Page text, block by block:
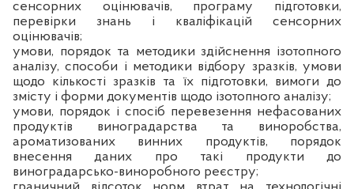
сенсорних оцінювачів, програму підготовки,
перевірки знань і кваліфікацій сенсорних
оцінювачів;
умови, порядок та методики здійснення ізотопного
аналізу, способи і методики відбору зразків, умови
щодо кількості зразків та їх підготовки, вимоги до
змісту і форми документів щодо ізотопного аналізу;
умови, порядок і спосіб перевезення нефасованих
продуктів виноградарства та виноробства,
ароматизованих винних продуктів, порядок
внесення даних про такі продукти до
виноградарсько-виноробного реєстру;